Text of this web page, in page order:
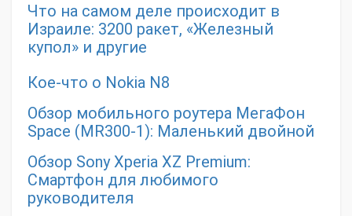
Что на самом деле происходит в
Израиле: 3200 ракет, «Железный
купол» и другие
Кое-что о Nokia N8
Обзор мобильного роутера МегаФон
Space (MR300-1): Маленький двойной
Обзор Sony Xperia XZ Premium:
Смартфон для любимого
руководителя